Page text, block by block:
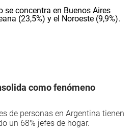
como fenómeno
de personas en Argentina tienen
un 68% jefes de hogar.